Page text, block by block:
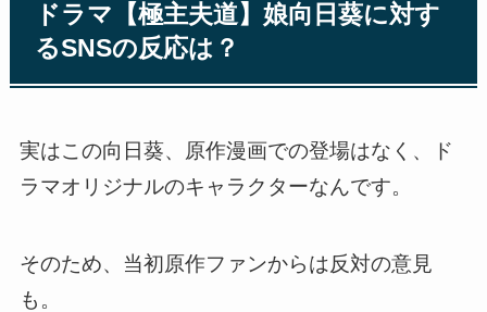
ドラマ【極主夫道】娘向日葵に対す
るSNSの反応は？
実はこの向日葵、原作漫画での登場はなく、ド
ラマオリジナルのキャラクターなんです。
そのため、当初原作ファンからは反対の意見
も。